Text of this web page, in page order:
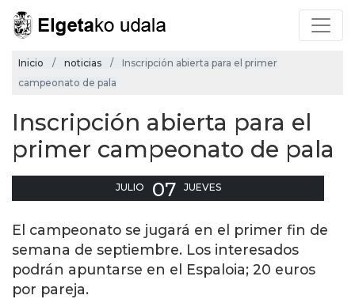
Inicio noticias
Inscripción abierta para el primer
campeonato de pala
Inscripción abierta para el
primer campeonato de pala
JULIO 07 JUEVES
El campeonato se jugará en el primer fin de
semana de septiembre. Los interesados
podrán apuntarse en el Espaloia; 20 euros
por pareja.